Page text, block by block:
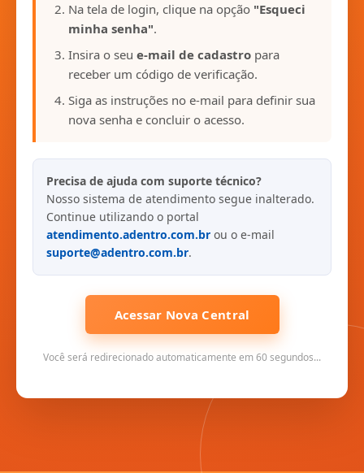
Na tela de login, clique na opção "Esqueci
minha senha".
Insira o seu e-mail de cadastro para
receber um código de verificação.
Siga as instruções no e-mail para definir sua
nova senha e concluir o acesso.
Precisa de ajuda com suporte técnico?
Nosso sistema de atendimento segue inalterado.
Continue utilizando o portal
atendimento.adentro.com.br ou o e-mail
suporte@adentro.com.br.
Acessar Nova Central
Você será redirecionado automaticamente em 60 segundos...